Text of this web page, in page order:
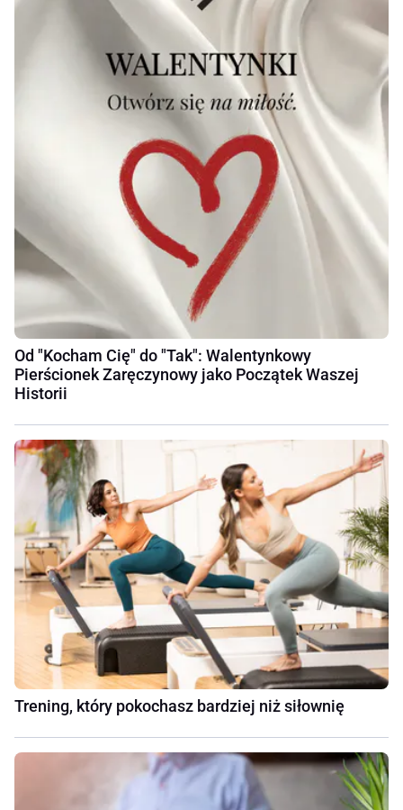
Od "Kocham Cię" do "Tak": Walentynkowy
Pierścionek Zaręczynowy jako Początek Waszej
Historii
Trening, który pokochasz bardziej niż siłownię